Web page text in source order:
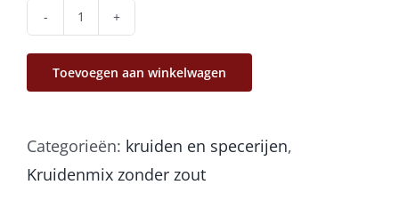
Omelet
en
Frittata
aantal
Toevoegen aan winkelwagen
Categorieën: kruiden en specerijen,
Kruidenmix zonder zout